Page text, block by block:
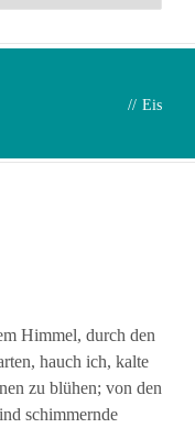
// Eis
Himmel, durch den
hauch ich, kalte
zu blühen; von den
schimmernde